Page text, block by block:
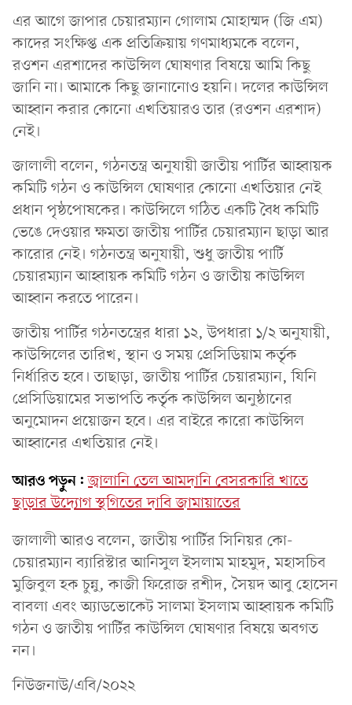
এর আগে জাপার চেয়ারম্যান গোলাম মোহাম্মদ (জি এম)
কাদের সংক্ষিপ্ত এক প্রতিক্রিয়ায় গণমাধ্যমকে বলেন,
রওশন এরশাদের কাউন্সিল ঘোষণার বিষয়ে আমি কিছু
জানি না। আমাকে কিছু জানানোও হয়নি। দলের কাউন্সিল
আহ্বান করার কোনো এখতিয়ারও তার (রওশন এরশাদ)
নেই।
জালালী বলেন, গঠনতন্ত্র অনুযায়ী জাতীয় পার্টির আহ্বায়ক
কমিটি গঠন ও কাউন্সিল ঘোষণার কোনো এখতিয়ার নেই
প্রধান পৃষ্ঠপোষকের। কাউন্সিলে গঠিত একটি বৈধ কমিটি
ভেঙে দেওয়ার ক্ষমতা জাতীয় পার্টির চেয়ারম্যান ছাড়া আর
কারোর নেই। গঠনতন্ত্র অনুযায়ী, শুধু জাতীয় পার্টি
চেয়ারম্যান আহ্বায়ক কমিটি গঠন ও জাতীয় কাউন্সিল
আহ্বান করতে পারেন।
জাতীয় পার্টির গঠনতন্ত্রের ধারা ১২, উপধারা ১/২ অনুযায়ী,
কাউন্সিলের তারিখ, স্থান ও সময় প্রেসিডিয়াম কর্তৃক
নির্ধারিত হবে। তাছাড়া, জাতীয় পার্টির চেয়ারম্যান, যিনি
প্রেসিডিয়ামের সভাপতি কর্তৃক কাউন্সিল অনুষ্ঠানের
অনুমোদন প্রয়োজন হবে। এর বাইরে কারো কাউন্সিল
আহ্বানের এখতিয়ার নেই।
আরও পড়ুন: জ্বালানি তেল আমদানি বেসরকারি খাতে
ছাড়ার উদ্যোগ স্থগিতের দাবি জামায়াতের
জালালী আরও বলেন, জাতীয় পার্টির সিনিয়র কো-
চেয়ারম্যান ব্যারিস্টার আনিসুল ইসলাম মাহমুদ, মহাসচিব
মুজিবুল হক চুন্নু, কাজী ফিরোজ রশীদ, সৈয়দ আবু হোসেন
বাবলা এবং অ্যাডভোকেট সালমা ইসলাম আহ্বায়ক কমিটি
গঠন ও জাতীয় পার্টির কাউন্সিল ঘোষণার বিষয়ে অবগত
নন।
নিউজনাউ/এবি/২০২২